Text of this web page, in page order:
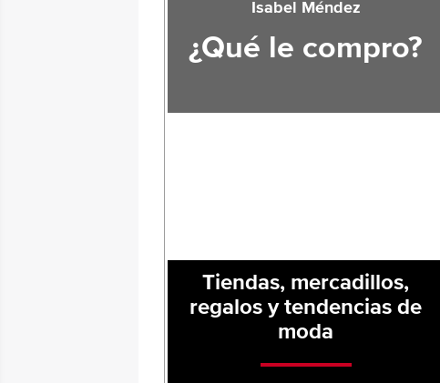
Isabel Méndez
¿Qué le compro?
Tiendas, mercadillos,
regalos y tendencias de
moda